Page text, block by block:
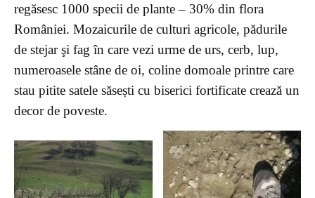
regăsesc 1000 specii de plante – 30% din flora
României. Mozaicurile de culturi agricole, pădurile
de stejar şi fag în care vezi urme de urs, cerb, lup,
numeroasele stâne de oi, coline domoale printre care
stau pitite satele săsești cu biserici fortificate crează un
decor de poveste.